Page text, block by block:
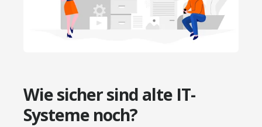
Wie sicher sind alte IT-
Systeme noch?